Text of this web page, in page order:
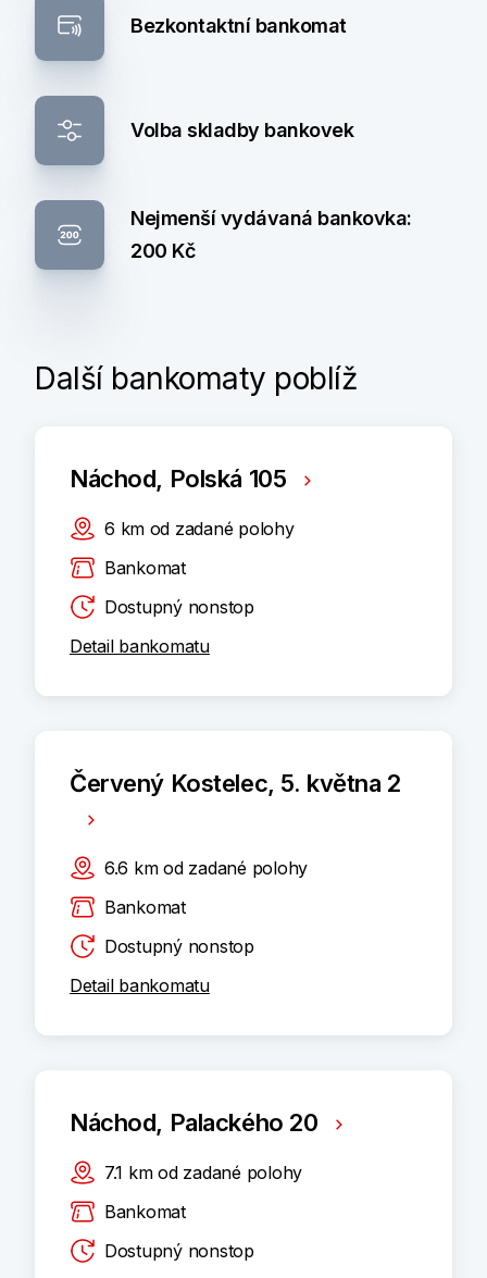
Bezkontaktní bankomat
Volba skladby bankovek
Nejmenší vydávaná bankovka:
200 Kč
Další bankomaty poblíž
Náchod, Polská 105
6 km od zadané polohy
Bankomat
Dostupný nonstop
Detail bankomatu
Červený Kostelec, 5. května 2
6.6 km od zadané polohy
Bankomat
Dostupný nonstop
Detail bankomatu
Náchod, Palackého 20
7.1 km od zadané polohy
Bankomat
Dostupný nonstop